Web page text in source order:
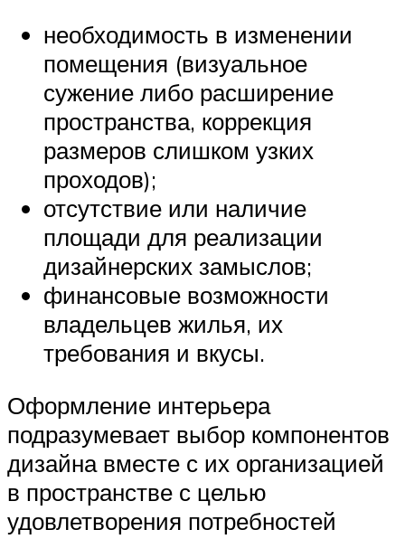
необходимость в изменении
помещения (визуальное
сужение либо расширение
пространства, коррекция
размеров слишком узких
проходов);
отсутствие или наличие
площади для реализации
дизайнерских замыслов;
финансовые возможности
владельцев жилья, их
требования и вкусы.
Оформление интерьера
подразумевает выбор компонентов
дизайна вместе с их организацией
в пространстве с целью
удовлетворения потребностей